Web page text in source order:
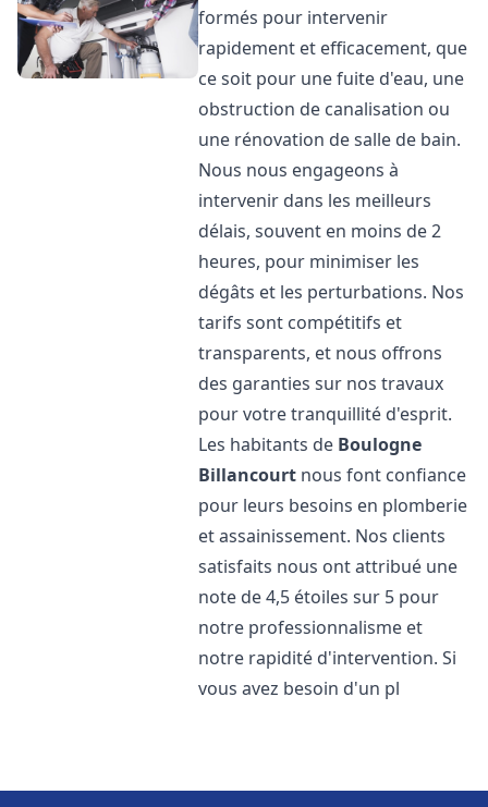
formés pour intervenir
rapidement et efficacement, que
ce soit pour une fuite d'eau, une
obstruction de canalisation ou
une rénovation de salle de bain.
Nous nous engageons à
intervenir dans les meilleurs
délais, souvent en moins de 2
heures, pour minimiser les
dégâts et les perturbations. Nos
tarifs sont compétitifs et
transparents, et nous offrons
des garanties sur nos travaux
pour votre tranquillité d'esprit.
Les habitants de Boulogne
Billancourt nous font confiance
pour leurs besoins en plomberie
et assainissement. Nos clients
satisfaits nous ont attribué une
note de 4,5 étoiles sur 5 pour
notre professionnalisme et
notre rapidité d'intervention. Si
vous avez besoin d'un pl